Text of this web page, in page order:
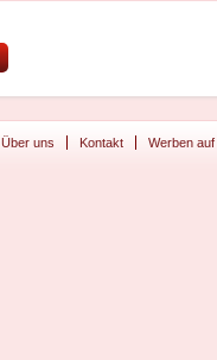
Über uns Kontakt Werben